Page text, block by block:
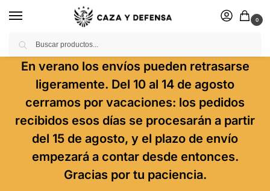
0
En verano los envíos pueden retrasarse
ligeramente. Del 10 al 14 de agosto
cerramos por vacaciones: los pedidos
recibidos esos días se procesarán a partir
del 15 de agosto, y el plazo de envío
empezará a contar desde entonces.
Gracias por tu paciencia.